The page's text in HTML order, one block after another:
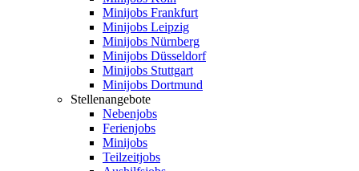
Minijobs Frankfurt
Minijobs Leipzig
Minijobs Nürnberg
Minijobs Düsseldorf
Minijobs Stuttgart
Minijobs Dortmund
Stellenangebote
Nebenjobs
Ferienjobs
Minijobs
Teilzeitjobs